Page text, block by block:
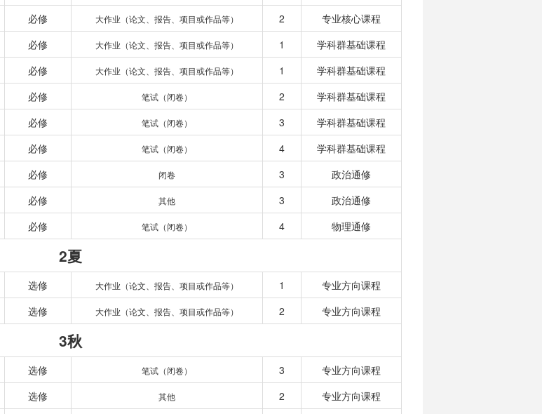
必修 大作业（论文、报告、项目或作品等） 2
专业核心课程
必修 大作业（论文、报告、项目或作品等） 1
学科群基础课程
必修 大作业（论文、报告、项目或作品等） 1
学科群基础课程
必修 笔试（闭卷） 2
学科群基础课程
必修 笔试（闭卷） 3
学科群基础课程
必修 笔试（闭卷） 4
学科群基础课程
必修 闭卷 3
政治通修
必修 其他 3
政治通修
必修 笔试（闭卷） 4 物理通修
2夏
选修 大作业（论文、报告、项目或作品等） 1
专业方向课程
选修 大作业（论文、报告、项目或作品等） 2 专业方向课程
3秋
选修 笔试（闭卷） 3
专业方向课程
选修 其他 2
专业方向课程